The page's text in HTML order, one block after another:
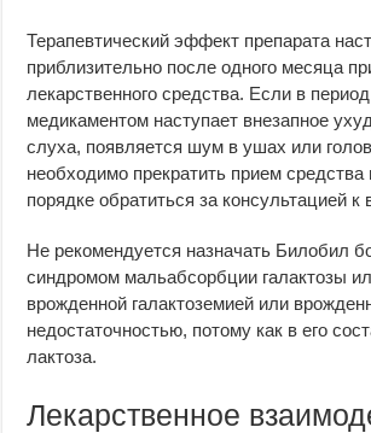
Терапевтический эффект препарата
приблизительно после одного месяца
лекарственного средства. Если в
медикаментом наступает внезапное
слуха, появляется шум в ушах или
необходимо прекратить прием средства
порядке обратиться за консультацией к
Не рекомендуется назначать Билобил
синдромом мальабсорбции галактозы
врожденной галактоземией или
недостаточностью, потому как в его
лактоза.
Лекарственное